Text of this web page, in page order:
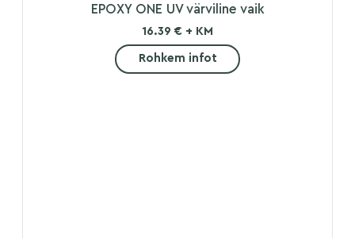
EPOXY ONE UV värviline vaik
16.39 € + KM
Rohkem infot